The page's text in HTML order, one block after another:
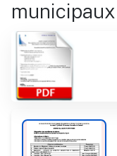
municipaux